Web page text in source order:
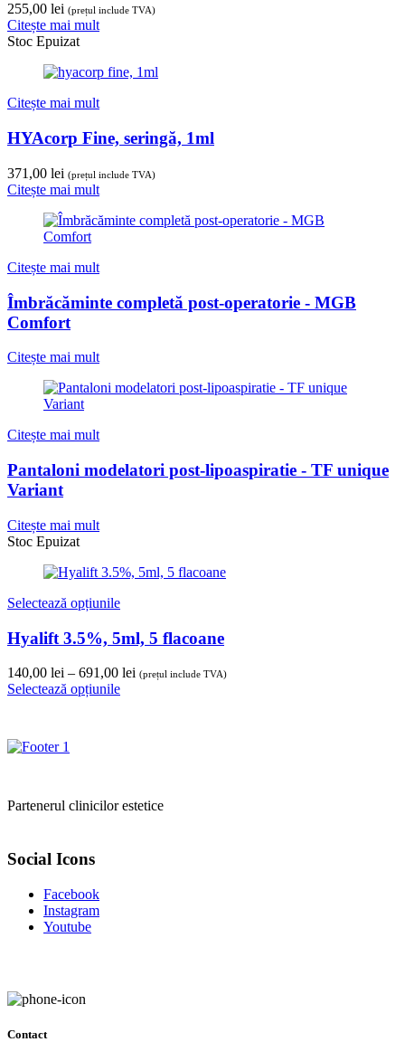
255,00 lei (prețul include TVA)
Citește mai mult
Stoc Epuizat
Citește mai mult
HYAcorp Fine, seringă, 1ml
371,00 lei (prețul include TVA)
Citește mai mult
Citește mai mult
Îmbrăcăminte completă post-operatorie - MGB
Comfort
Citește mai mult
Citește mai mult
Pantaloni modelatori post-lipoaspiratie - TF unique
Variant
Citește mai mult
Stoc Epuizat
Selectează opțiunile
Hyalift 3.5%, 5ml, 5 flacoane
140,00 lei – 691,00 lei Interval
(prețul include TVA)
Selectează opțiunile
Partenerul clinicilor estetice
Social Icons
Facebook
Instagram
Youtube
Contact